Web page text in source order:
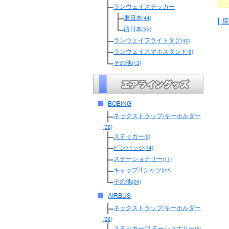
ランウェイステッカー
東日本(44)
西日本(32)
ランウェイフライトタグ(40)
ランウェイスマホスタンド(9)
その他(13)
BOEING
ネックストラップ/キーホルダー
(38)
ステッカー(9)
ピンバッジ(14)
ステーショナリー(11)
キャップ/Tシャツ(22)
その他(26)
AIRBUS
ネックストラップ/キーホルダー
(38)
[